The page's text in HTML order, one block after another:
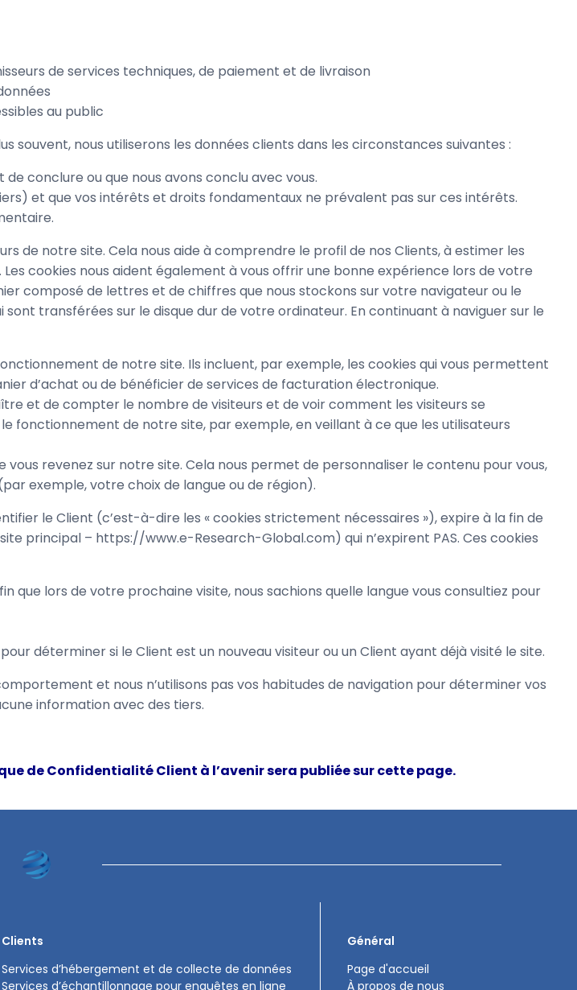
de services techniques, de paiement et de livraison
au public
souvent, nous utiliserons les données clients dans les circonstances suivantes :
conclure ou que nous avons conclu avec vous.
et que vos intérêts et droits fondamentaux ne prévalent pas sur ces intérêts.
de notre site. Cela nous aide à comprendre le profil de nos Clients, à estimer les
cookies nous aident également à vous offrir une bonne expérience lors de votre
composé de lettres et de chiffres que nous stockons sur votre navigateur ou le
transférées sur le disque dur de votre ordinateur. En continuant à naviguer sur le
de notre site. Ils incluent, par exemple, les cookies qui vous permettent
d’achat ou de bénéficier de services de facturation électronique.
et de compter le nombre de visiteurs et de voir comment les visiteurs se
fonctionnement de notre site, par exemple, en veillant à ce que les utilisateurs
revenez sur notre site. Cela nous permet de personnaliser le contenu pour vous,
exemple, votre choix de langue ou de région).
le Client (c’est-à-dire les « cookies strictement nécessaires »), expire à la fin de
principal – https://www.e-Research-Global.com) qui n’expirent PAS. Ces cookies
lors de votre prochaine visite, nous sachions quelle langue vous consultiez pour
déterminer si le Client est un nouveau visiteur ou un Client ayant déjà visité le site.
et nous n’utilisons pas vos habitudes de navigation pour déterminer vos
information avec des tiers.
de Confidentialité Client à l’avenir sera publiée sur cette page.
Clients
Services d’hébergement et de collecte de données
Services d’échantillonnage pour enquêtes en ligne
Général
Page d'accueil
À propos de nous